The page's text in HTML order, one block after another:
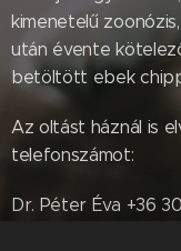
kimenetelű
után évente
betöltött ebek
Az oltást háznál is
telefonszámot:
Dr. Péter Éva +36